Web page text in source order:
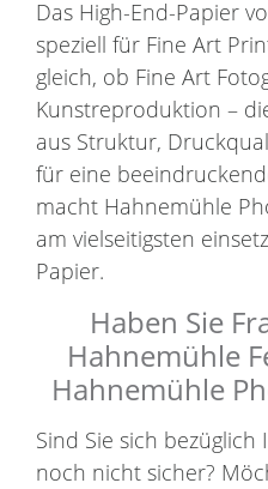
Das High-End-Papier
speziell für Fine Art
gleich, ob Fine Art
Kunstreproduktion –
aus Struktur,
für eine
macht Hahnemühle
am vielseitigsten
Papier.
Haben Sie
Hahnemühle
Hahnemühle
Sind Sie sich
noch nicht sicher?